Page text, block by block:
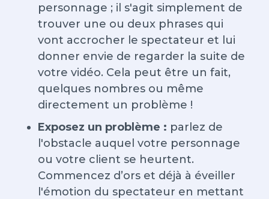
personnage ; il s'agit simplement de
trouver une ou deux phrases qui
vont accrocher le spectateur et lui
donner envie de regarder la suite de
votre vidéo. Cela peut être un fait,
quelques nombres ou même
directement un problème !
Exposez un problème : parlez de
l'obstacle auquel votre personnage
ou votre client se heurtent.
Commencez d’ors et déjà à éveiller
l'émotion du spectateur en mettant